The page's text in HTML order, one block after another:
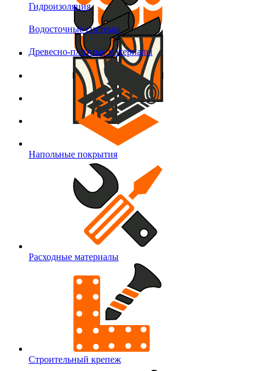
Гидроизоляция
Водосточные системы
Древесно-плитные материалы
Напольные покрытия
Расходные материалы
Строительный крепеж